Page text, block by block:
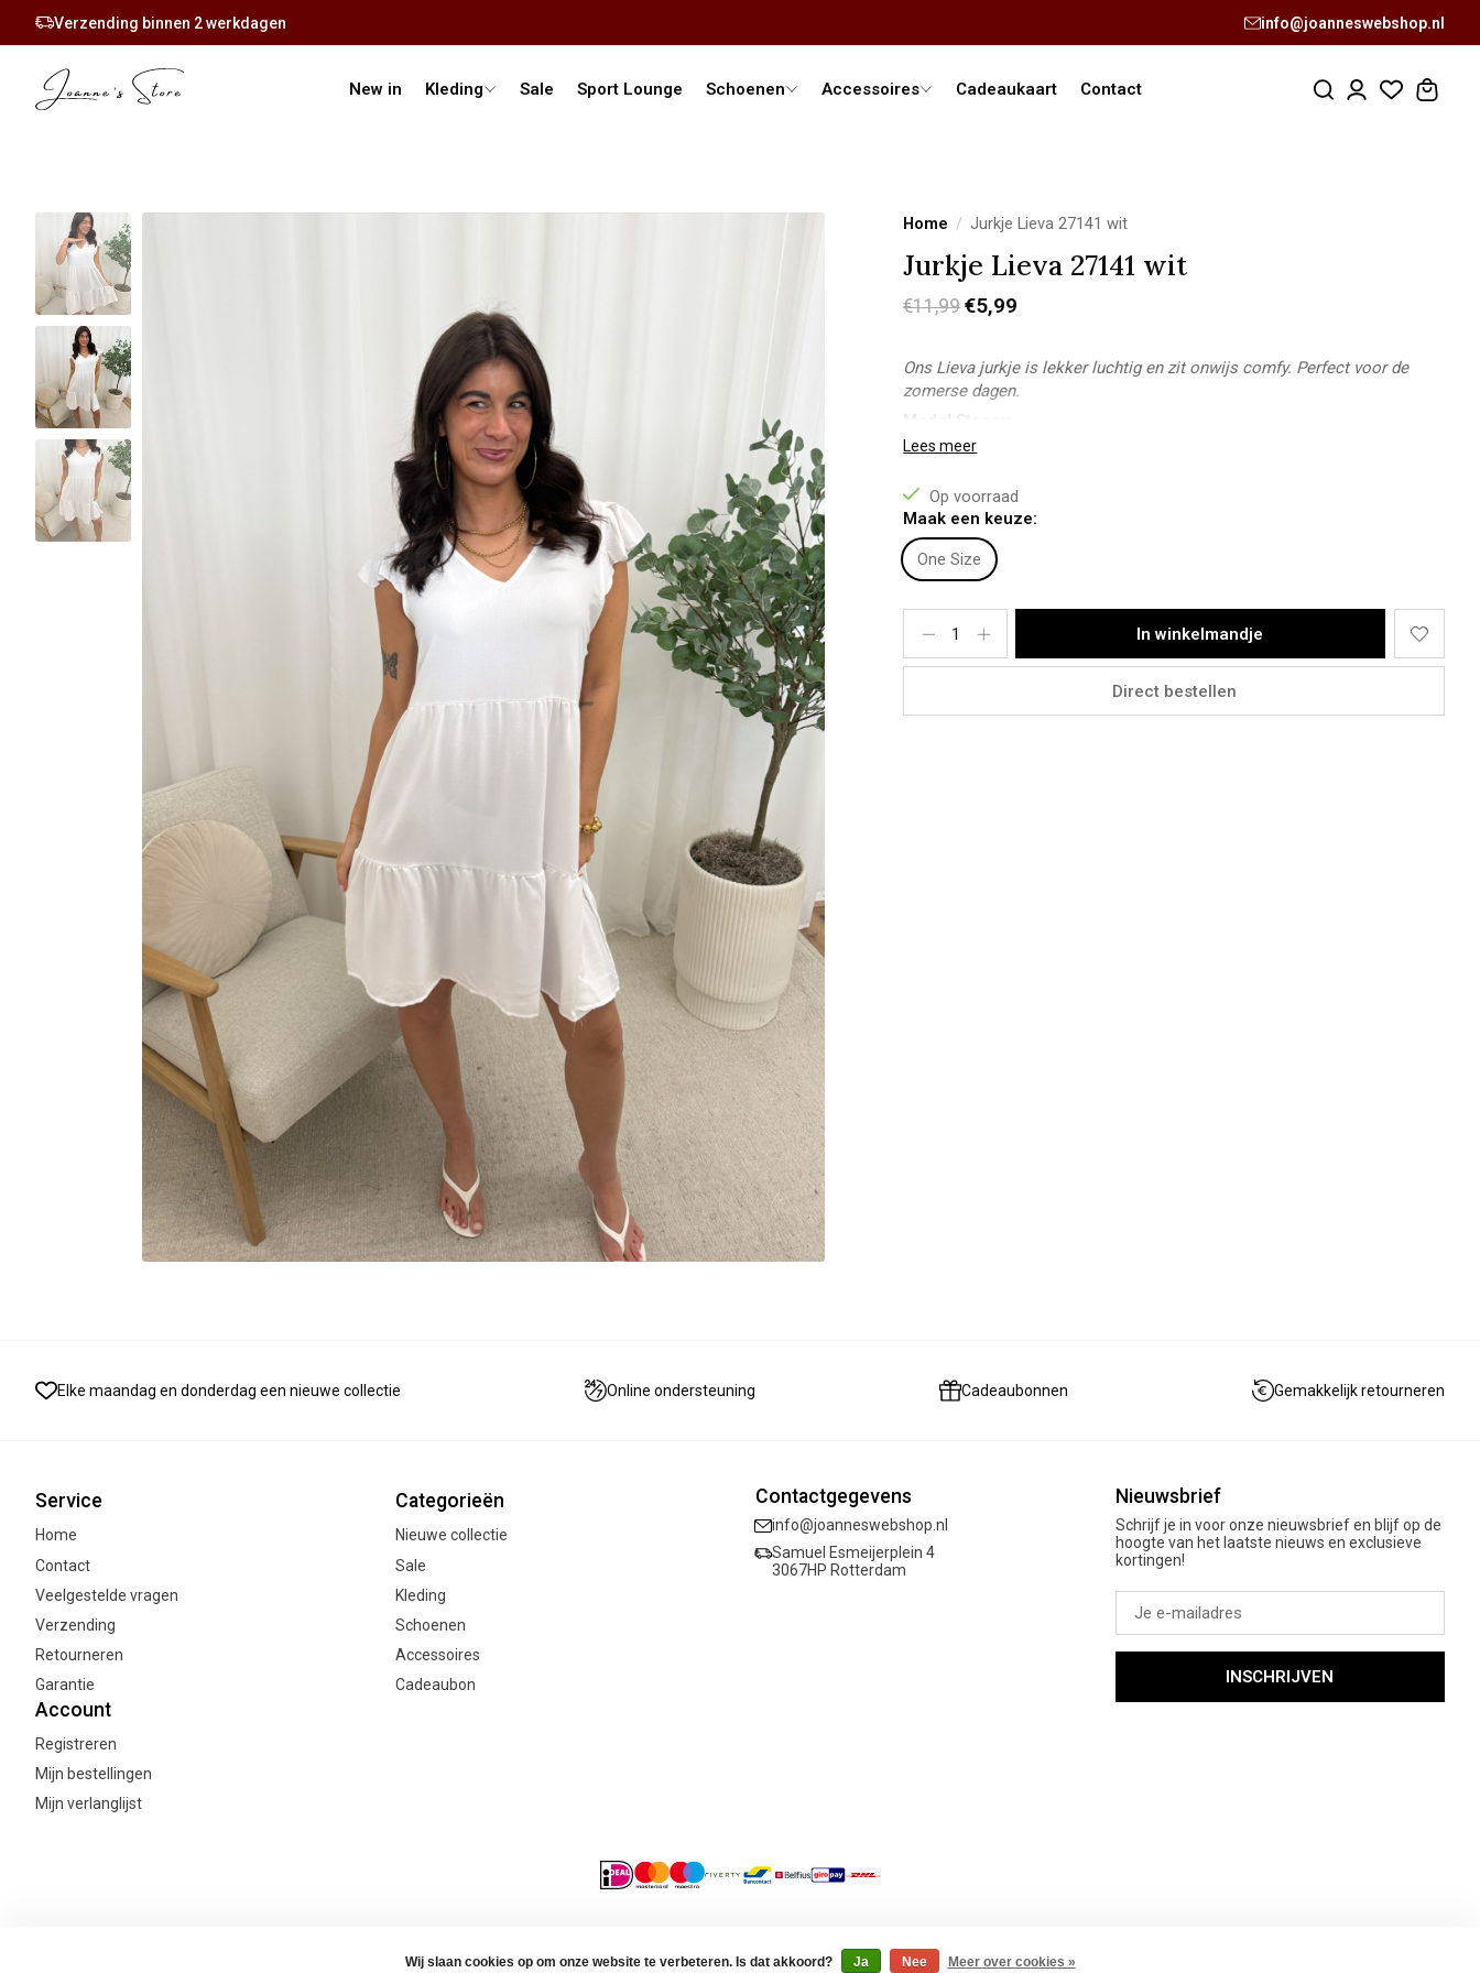
Verzending binnen 2 werkdagen info@joanneswebshop.nl
Kleding Sale Sport Lounge Schoenen Accessoires
New in Cadeaukaart Contact
Home / Jurkje Lieva 27141 wit
Jurkje Lieva 27141 wit
€11,99 €5,99
Ons Lieva jurkje is lekker luchtig en zit onwijs comfy. Perfect voor de
zomerse dagen.
Model Stacey:
Lichaamslengte: 1,73m
Bovenkant: M
Te dragen tot en met maat 42.
Materiaal:
100% Polyester
Lees meer
Op voorraad
Maak een keuze:
One Size
In winkelmandje
Direct bestellen
Elke maandag en donderdag een nieuwe collectie Online ondersteuning Cadeaubonnen Gemakkelijk retourneren
Service
Home
Contact
Veelgestelde vragen
Verzending
Retourneren
Garantie
Account
Registreren
Mijn bestellingen
Mijn verlanglijst
Categorieën
Nieuwe collectie
Sale
Kleding
Schoenen
Accessoires
Cadeaubon
Contactgegevens
info@joanneswebshop.nl
Samuel Esmeijerplein 4
3067HP Rotterdam
Nieuwsbrief
Schrijf je in voor onze nieuwsbrief en blijf op de
hoogte van het laatste nieuws en exclusieve
kortingen!
INSCHRIJVEN
Algemene voorwaardenPrivacybeleid
Wij slaan cookies op om onze website te verbeteren. Is dat akkoord? Ja Nee Meer over cookies »